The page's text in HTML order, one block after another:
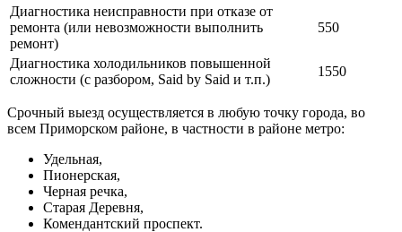
Диагностика неисправности при отказе от
ремонта (или невозможности выполнить
ремонт)
550
Диагностика холодильников повышенной
сложности (с разбором, Said by Said и т.п.)
1550
Срочный выезд осуществляется в любую точку города, во
всем Приморском районе, в частности в районе метро:
Удельная,
Пионерская,
Черная речка,
Старая Деревня,
Комендантский проспект.